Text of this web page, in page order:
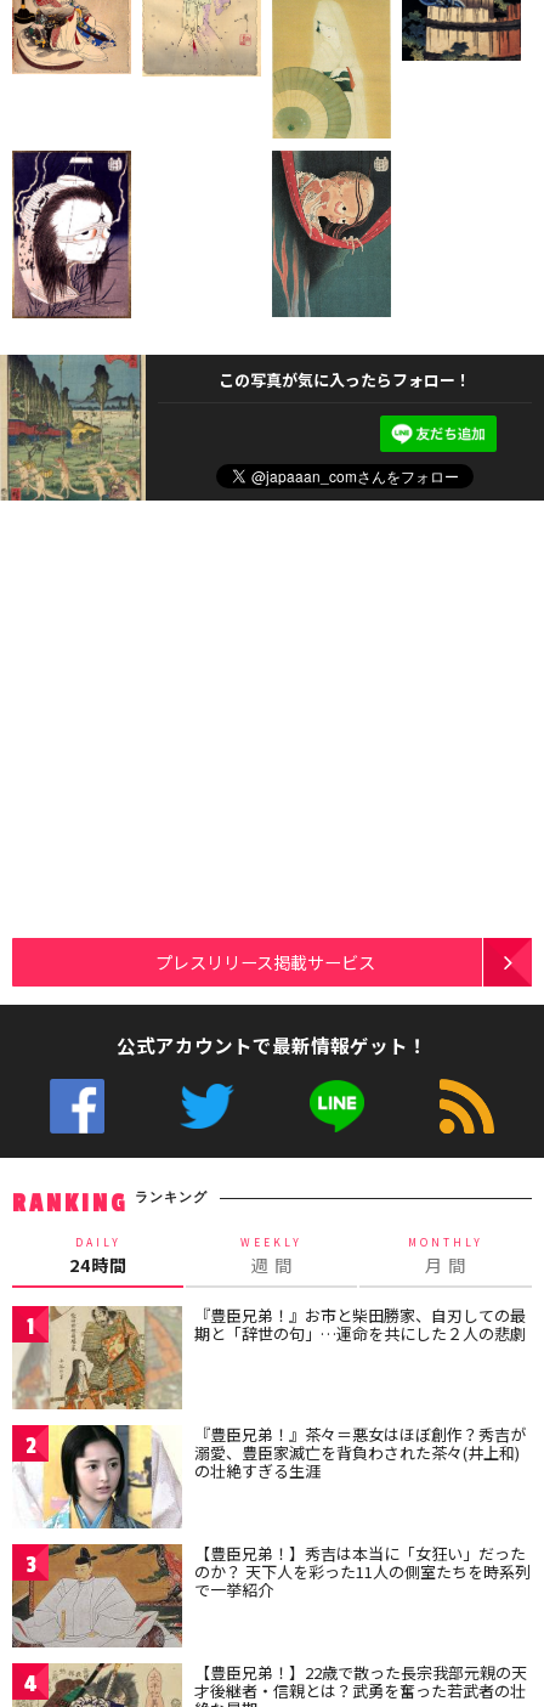
この写真が気に入ったらフォロー！
プレスリリース掲載サービス
公式アカウントで最新情報ゲット！
RANKING ランキング
DAILY
24時間
WEEKLY
週 間
MONTHLY
月 間
1 『豊臣兄弟！』お市と柴田勝家、自刃しての最
期と「辞世の句」…運命を共にした２人の悲劇
2 『豊臣兄弟！』茶々＝悪女はほぼ創作？秀吉が
溺愛、豊臣家滅亡を背負わされた茶々(井上和)
の壮絶すぎる生涯
3 【豊臣兄弟！】秀吉は本当に「女狂い」だった
のか？ 天下人を彩った11人の側室たちを時系列
で一挙紹介
4 【豊臣兄弟！】22歳で散った長宗我部元親の天
才後継者・信親とは？武勇を奮った若武者の壮